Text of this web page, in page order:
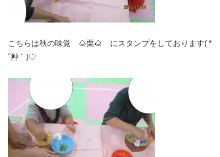
こちらは秋の味覚 🌰栗🌰 にスタンプをしております( *
´艸｀)♡